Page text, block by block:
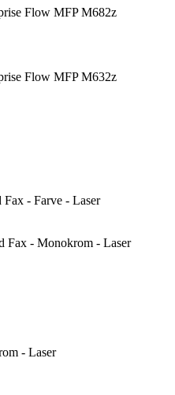
Flow MFP M682z
Flow MFP M632z
- Farve - Laser
Fax - Monokrom - Laser
- Laser